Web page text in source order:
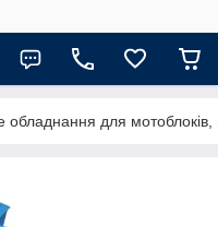
обладнання для мотоблоків,